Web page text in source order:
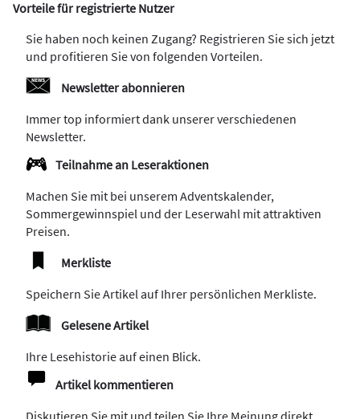
Vorteile für registrierte Nutzer
Sie haben noch keinen Zugang? Registrieren Sie sich jetzt
und profitieren Sie von folgenden Vorteilen.
Newsletter abonnieren
Immer top informiert dank unserer verschiedenen
Newsletter.
Teilnahme an Leseraktionen
Machen Sie mit bei unserem Adventskalender,
Sommergewinnspiel und der Leserwahl mit attraktiven
Preisen.
Merkliste
Speichern Sie Artikel auf Ihrer persönlichen Merkliste.
Gelesene Artikel
Ihre Lesehistorie auf einen Blick.
Artikel kommentieren
Diskutieren Sie mit und teilen Sie Ihre Meinung direkt